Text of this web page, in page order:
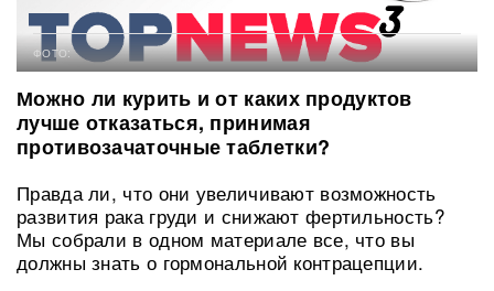
ФОТО:
Можно ли курить и от каких продуктов
лучше отказаться, принимая
противозачаточные таблетки?
Правда ли, что они увеличивают возможность
развития рака груди и снижают фертильность?
Мы собрали в одном материале все, что вы
должны знать о гормональной контрацепции.